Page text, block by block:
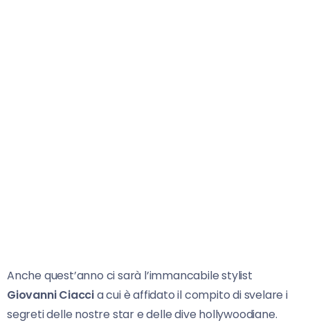
Anche quest’anno ci sarà l’immancabile stylist
Giovanni Ciaccia cui è affidato il compito di svelare i
segreti delle nostre star e delle dive hollywoodiane.